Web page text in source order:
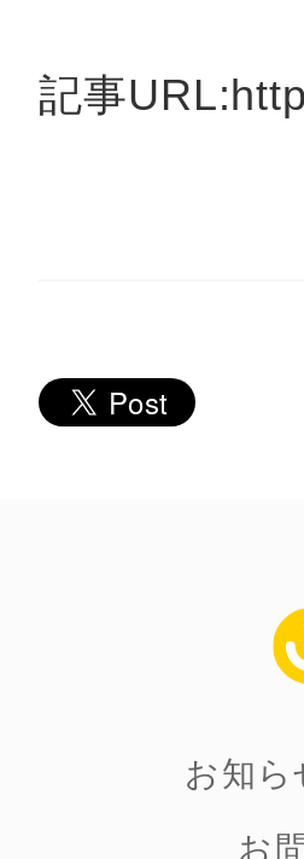
記事
お知ら
お